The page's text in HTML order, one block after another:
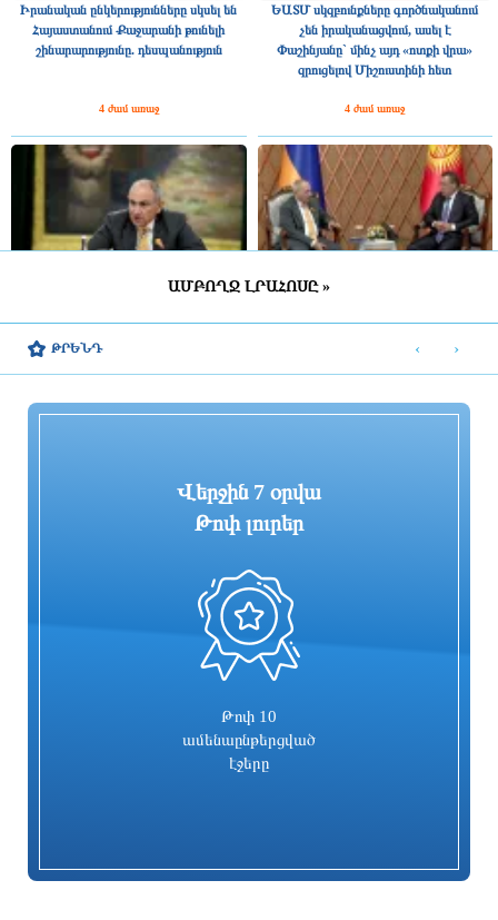
Իրանական ընկերությունները սկսել են
Հայաստանում Քաջարանի թունելի
շինարարությունը. դեսպանություն
4 ժամ առաջ
ԵԱՏՄ սկզբունքները գործնականում
չեն իրականացվում, ասել է
Փաշինյանը` մինչ այդ «ոտքի վրա»
զրուցելով Միշուստինի հետ
4 ժամ առաջ
գործընկերների հետ չպետք է ընկալվի
որպես զրոյական գումարով խաղ.
Փաշինյանը տեսանյութ է
հրապարակել
Երևանի վարչական շրջանների
դատախազությունները դատարան են
ուղարկել ծանր և առանձնապես ծանր
հանցագործություններով 225 քրեական
Տեղի է ունեցել Եվրասիական
միջկառավարական խորհրդի նեղ
ԱՄԲՈՂՋ ԼՐԱՀՈՍԸ »
ԹՐԵՆԴ
Վերջին 7 օրվա
Թոփ լուրեր
Թոփ 10
ամենաընթերցված
էջերը
‹ ›